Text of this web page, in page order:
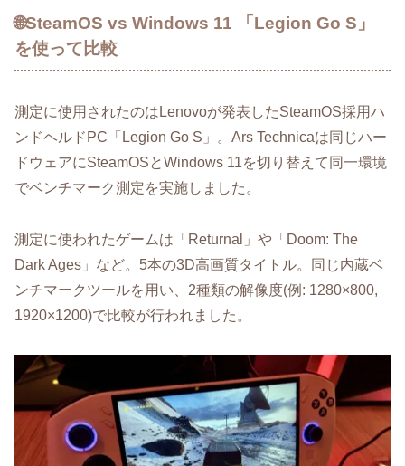
🌐SteamOS vs Windows 11 「Legion Go S」
を使って比較
測定に使用されたのはLenovoが発表したSteamOS採用ハ
ンドヘルドPC「Legion Go S」。Ars Technicaは同じハー
ドウェアにSteamOSとWindows 11を切り替えて同一環境
でベンチマーク測定を実施しました。
測定に使われたゲームは「Returnal」や「Doom: The
Dark Ages」など。5本の3D高画質タイトル。同じ内蔵ベ
ンチマークツールを用い、2種類の解像度(例: 1280×800,
1920×1200)で比較が行われました。